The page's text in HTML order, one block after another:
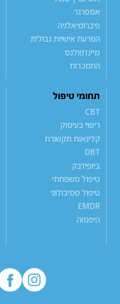
אספרגר
פיברומיאלגיה
הפרעת אישיות גבולית
מיינדפולנס
התמכרות
תחומי טיפול
CBT
ריפוי בעיסוק
קלינאות תקשורת
DBT
ביופידבק
טיפול משפחתי
טיפול פסיכולוגי
EMDR
היפנוזה